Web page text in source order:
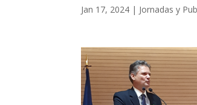
Jan 17, 2024 | Jornadas y